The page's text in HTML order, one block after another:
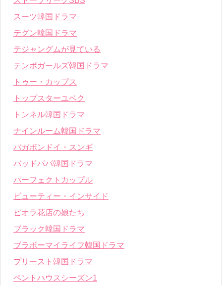
スーツ韓国ドラマ
テグン韓国ドラマ
テジャングムが見ている
テンポガールズ韓国ドラマ
トゥー・カップス
トップスターユベク
トンネル韓国ドラマ
ナインルーム韓国ドラマ
バガボンドイ・スンギ
バッドパパ韓国ドラマ
パーフェクトカップル
ビューティー・インサイド
ピオラ花店の娘たち
ブラック韓国ドラマ
ブラボーマイライフ韓国ドラマ
プリースト韓国ドラマ
ペントハウスシーズン1